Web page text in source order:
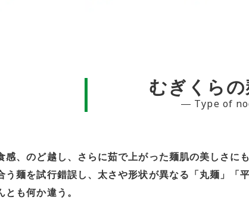
むぎくら
― Type of
、のど越し、さらに茹で上がった麺肌の美しさに
う麺を試行錯誤し、太さや形状が異なる「丸麺」「
も何か違う。